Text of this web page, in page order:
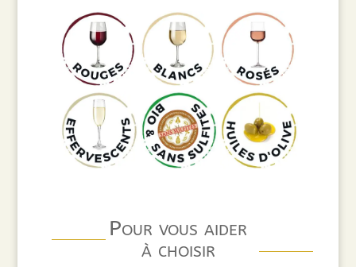
Pour vous aider
à choisir